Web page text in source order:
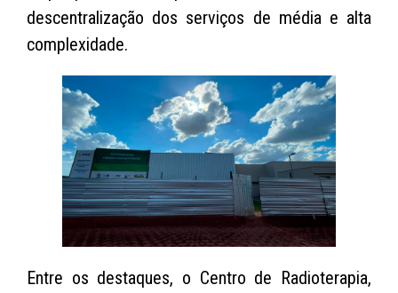
descentralização dos serviços de média e alta
complexidade.
Entre os destaques, o Centro de Radioterapia,